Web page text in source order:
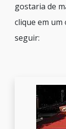
gostaria de
clique em
seguir: